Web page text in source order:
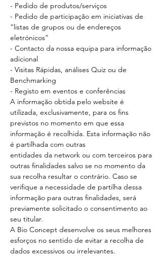
- Pedido de produtos/serviços
- Pedido de participação em iniciativas de
“listas de grupos ou de endereços
eletrónicos”
- Contacto da nossa equipa para informação
adicional
- Visitas Rápidas, análises Quiz ou de
Benchmarking
- Registo em eventos e conferências
A informação obtida pelo website é
utilizada, exclusivamente, para os fins
previstos no momento em que essa
informação é recolhida. Esta informação não
é partilhada com outras
entidades da network ou com terceiros para
outras finalidades salvo se no momento da
sua recolha resultar o contrário. Caso se
verifique a necessidade de partilha dessa
informação para outras finalidades, será
previamente solicitado o consentimento ao
seu titular.
A Bio Concept desenvolve os seus melhores
esforços no sentido de evitar a recolha de
dados excessivos ou irrelevantes.